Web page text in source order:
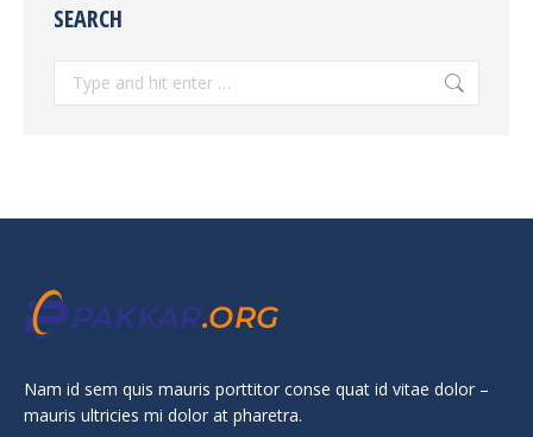
SEARCH
Nam id sem quis mauris porttitor conse quat id vitae dolor –
mauris ultricies mi dolor at pharetra.